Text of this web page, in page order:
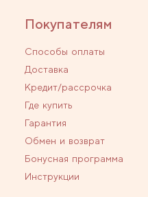
Покупателям
Способы оплаты
Доставка
Кредит/рассрочка
Где купить
Гарантия
Обмен и возврат
Бонусная программа
Инструкции